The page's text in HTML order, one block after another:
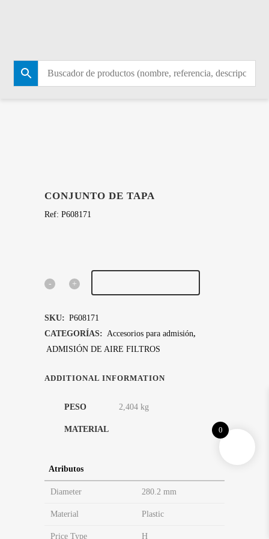
CONJUNTO DE TAPA
Ref: P608171
CONJUNTO
quantity
SKU: P608171
CATEGORÍAS: Accesorios para admisión,
ADMISIÓN DE AIRE FILTROS
ADDITIONAL INFORMATION
PESO 2,404 kg
MATERIAL
Atributos
Diameter 280.2 mm
Material Plastic
Price Type H
0